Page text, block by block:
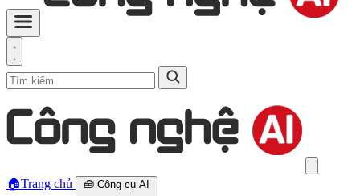
🏠Trang chủ 🧰 Công cụ AI